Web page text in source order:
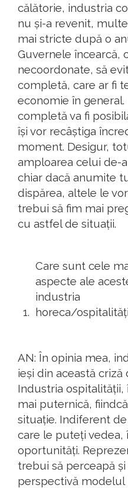
călătorie, industria
nu și-a revenit,
mai stricte după o
Guvernele încearcă,
necoordonate, să
completă, care ar fi
economie în
completă va fi
își vor recâștiga
moment. Desigur,
amploarea celui de-
chiar dacă anumite
dispărea, altele le
trebui să fim mai
cu astfel de situații.
Care sunt cele
aspecte ale
industria
horeca/
AN: În opinia mea,
ieși din această criză
Industria ospitalității,
mai puternică,
situație. Indiferent
care le puteți vedea,
oportunități.
trebui să perceapă
perspectivă modelul